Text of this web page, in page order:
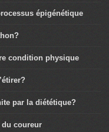
épigénétique
condition physique
par la diététique?
du coureur